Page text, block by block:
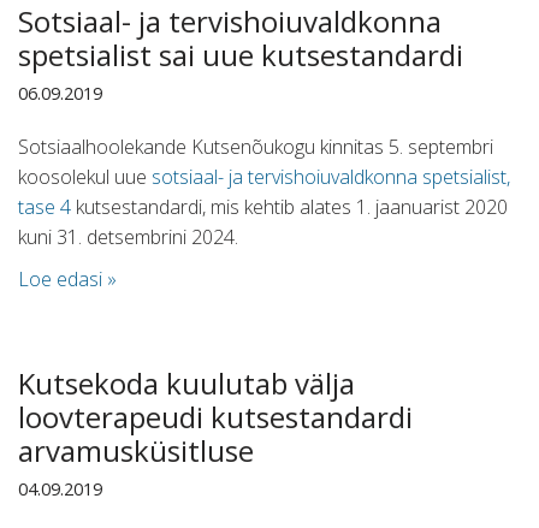
Sotsiaal- ja tervishoiuvaldkonna
spetsialist sai uue kutsestandardi
06.09.2019
Sotsiaalhoolekande Kutsenõukogu kinnitas 5. septembri
koosolekul uue sotsiaal- ja tervishoiuvaldkonna spetsialist,
tase 4 kutsestandardi, mis kehtib alates 1. jaanuarist 2020
kuni 31. detsembrini 2024.
Loe edasi »
Kutsekoda kuulutab välja
loovterapeudi kutsestandardi
arvamusküsitluse
04.09.2019